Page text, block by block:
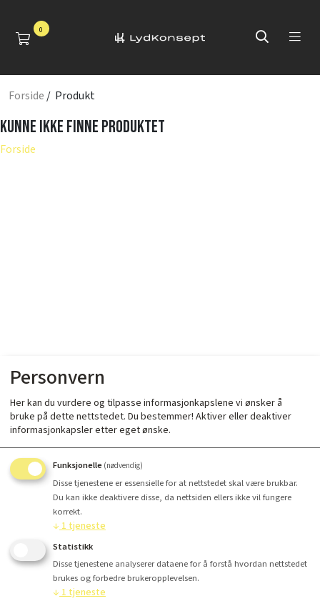
0
Forside / Produkt
Kunne ikke finne produktet
Forside
Personvern
Her kan du vurdere og tilpasse informasjonkapslene vi ønsker å
bruke på dette nettstedet. Du bestemmer! Aktiver eller deaktiver
informasjonkapsler etter eget ønske.
Funksjonelle (nødvendig)
Disse tjenestene er essensielle for at nettstedet skal være brukbar.
Du kan ikke deaktivere disse, da nettsiden ellers ikke vil fungere
korrekt.
↓ 1 tjeneste
Statistikk
Disse tjenestene analyserer dataene for å forstå hvordan nettstedet
brukes og forbedre brukeropplevelsen.
↓ 1tjeneste